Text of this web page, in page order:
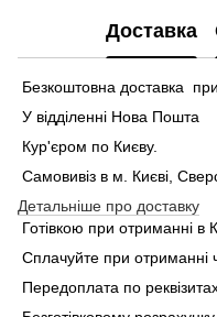
Доставка
Безкоштовна доставка при
У відділенні Нова Пошта
Кур'єром по Києву.
Самовивіз в м. Києві,
Детальніше про доставку
Готівкою при отриманні в
Сплачуйте при отриманні
Передоплата по